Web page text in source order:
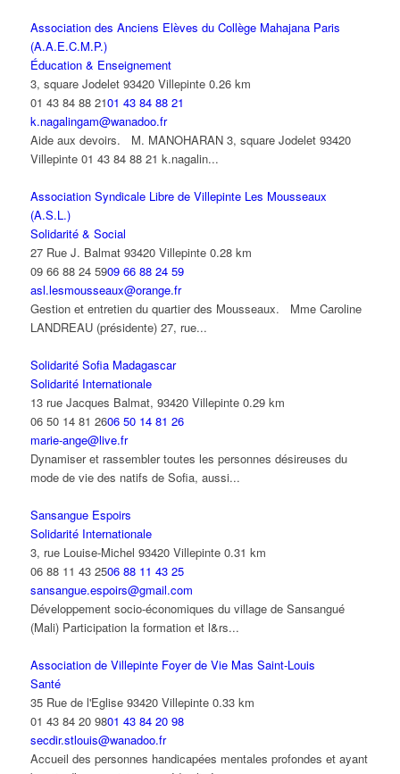
Association des Anciens Elèves du Collège Mahajana Paris
(A.A.E.C.M.P.)
Éducation & Enseignement
3, square Jodelet 93420 Villepinte 0.26 km
01 43 84 88 2101 43 84 88 21
k.nagalingam@wanadoo.fr
Aide aux devoirs. M. MANOHARAN 3, square Jodelet 93420
Villepinte 01 43 84 88 21 k.nagalin...
Association Syndicale Libre de Villepinte Les Mousseaux
(A.S.L.)
Solidarité & Social
27 Rue J. Balmat 93420 Villepinte 0.28 km
09 66 88 24 5909 66 88 24 59
asl.lesmousseaux@orange.fr
Gestion et entretien du quartier des Mousseaux. Mme Caroline
LANDREAU (présidente) 27, rue...
Solidarité Sofia Madagascar
Solidarité Internationale
13 rue Jacques Balmat, 93420 Villepinte 0.29 km
06 50 14 81 2606 50 14 81 26
marie-ange@live.fr
Dynamiser et rassembler toutes les personnes désireuses du
mode de vie des natifs de Sofia, aussi...
Sansangue Espoirs
Solidarité Internationale
3, rue Louise-Michel 93420 Villepinte 0.31 km
06 88 11 43 2506 88 11 43 25
sansangue.espoirs@gmail.com
Développement socio-économiques du village de Sansangué
(Mali) Participation la formation et l&rs...
Association de Villepinte Foyer de Vie Mas Saint-Louis
Santé
35 Rue de l'Eglise 93420 Villepinte 0.33 km
01 43 84 20 9801 43 84 20 98
secdir.stlouis@wanadoo.fr
Accueil des personnes handicapées mentales profondes et ayant